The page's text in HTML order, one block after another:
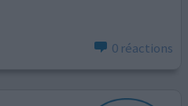
0 réactions